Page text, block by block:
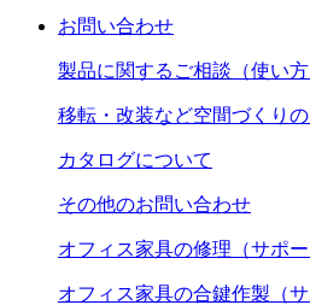
お問い合わせ
製品に関するご相談（使い
移転・改装など空間づくり
カタログについて
その他のお問い合わせ
オフィス家具の修理（サポー
オフィス家具の合鍵作製（サ